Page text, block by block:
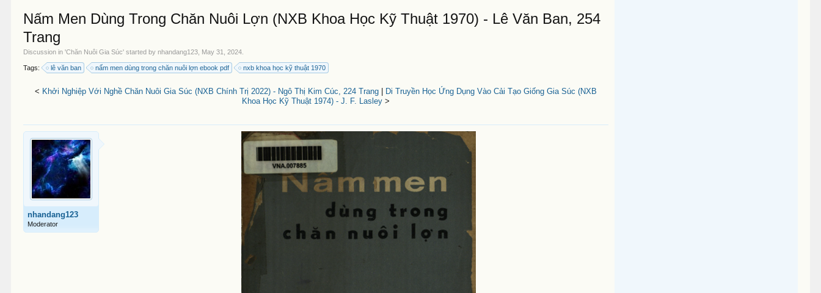
Nấm Men Dùng Trong Chăn Nuôi Lợn (NXB Khoa Học Kỹ Thuật 1970) - Lê Văn Ban, 254
Trang
Discussion in 'Chăn Nuôi Gia Súc' started bynhandang123 May 31, 2024
Tags: lê văn ban nấm men dùng trong chăn nuôi lợn ebook pdf nxb khoa học kỹ thuật 1970
< Khởi Nghiệp Với Nghề Chăn Nuôi Gia Súc (NXB Chính Trị 2022) - Ngô Thị Kim Cúc, 224 Trang
Di Truyền Học Ứng Dụng Vào Cải Tạo Giống Gia Súc (NXB
Khoa Học Kỹ Thuật 1974) - J. F. Lasley >
nhandang123
Moderator